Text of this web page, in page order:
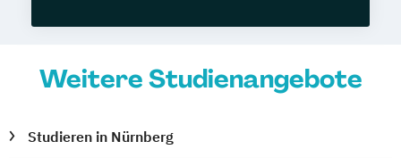
Weitere Studienangebote
Studieren in Nürnberg